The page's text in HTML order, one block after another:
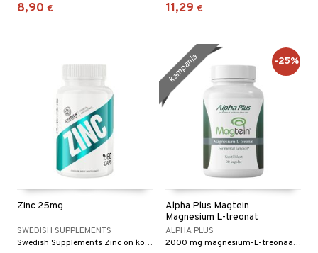
8,90 € 11,29 €
Zinc 25mg
SWEDISH SUPPLEMENTS
Swedish Supplements Zinc on korkealaatuinen sinkkivalmiste, joka sisältää 25 mg sinkkisitraattia per kapseli.
Alpha Plus Magtein
Magnesium L-treonat
ALPHA PLUS
2000 mg magnesium-L-treonaattia päivittäisannoksessa, mikä vastaa 144 mg magnesiumia.
kampanja -25%